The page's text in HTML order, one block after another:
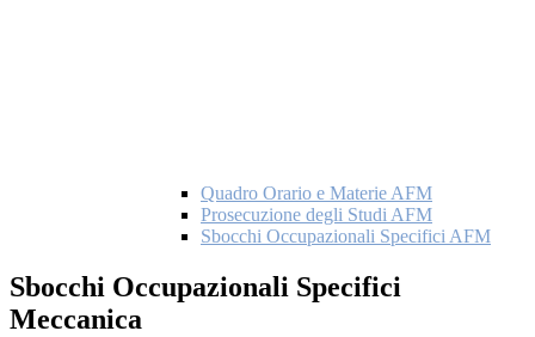
Quadro Orario e Materie AFM
Prosecuzione degli Studi AFM
Sbocchi Occupazionali Specifici AFM
Sbocchi Occupazionali Specifici
Meccanica